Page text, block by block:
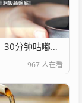
暖冬必备！30分钟咕嘟出酥烂入味啤酒牛肉，汤汁泡饭舔碗底！
967 人在看